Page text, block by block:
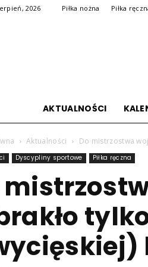
2026 Piłka nożna Piłka
AKTUALNOŚCI
Aktualności Do mistrzostwa
Dyscypliny sportowe Piłka ręczna